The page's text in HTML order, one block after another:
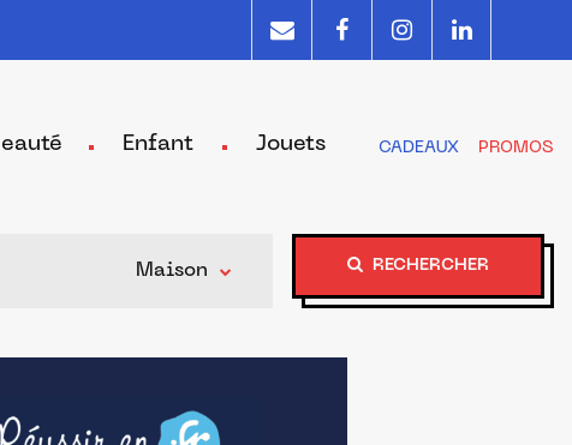
Enfant Jouets CADEAUX PROMOS
Maison RECHERCHER